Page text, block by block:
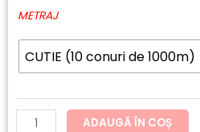
la
METRAJ
CUTIE (10 conuri de 1000m)
Classic
ADAUGĂ ÎN COȘ